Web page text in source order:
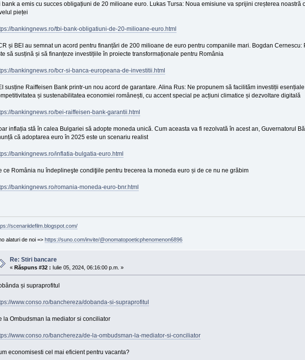
bank a emis cu succes obligațiuni de 20 milioane euro. Lukas Tursa: Noua emisiune va sprijini creșterea noastră
pieței
bankingnews.ro/tbi-bank-obligatiuni-de-20-milioane-euro.html
și BEI au semnat un acord pentru finanțări de 200 milioane de euro pentru companiile mari. Bogdan Cernescu:
să susțină și să finanțeze investițiile în proiecte transformaționale pentru România
bankingnews.ro/bcr-si-banca-europeana-de-investitii.html
susține Raiffeisen Bank printr-un nou acord de garantare. Alina Rus: Ne propunem să facilităm investiții
și sustenabilitatea economiei românești, cu accent special pe acțiuni climatice și dezvoltare digitală
bankingnews.ro/bei-raiffeisen-bank-garantii.html
inflația stă în calea Bulgariei să adopte moneda unică. Cum aceasta va fi rezolvată în acest an, Guvernatorul
că adoptarea euro în 2025 este un scenariu realist
bankingnews.ro/inflatia-bulgatia-euro.html
ce România nu îndeplineşte condiţiile pentru trecerea la moneda euro și de ce nu ne grăbim
bankingnews.ro/romania-moneda-euro-bnr.html
scenariidefilm.blogspot.com/
alaturi de noi => https://suno.com/invite/@onomatopoeticphenomenon6896
Re: Stiri bancare
« Răspuns #32 : Iulie 05, 2024, 06:16:00 p.m. »
și supraprofitul
www.conso.ro/banchereza/dobanda-si-supraprofitul
la Ombudsman la mediator si conciliator
www.conso.ro/banchereza/de-la-ombudsman-la-mediator-si-conciliator
economisesti cel mai eficient pentru vacanta?